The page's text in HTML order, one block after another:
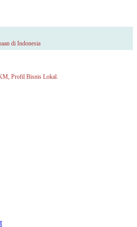
di Indonesia
Profil Bisnis Lokal.